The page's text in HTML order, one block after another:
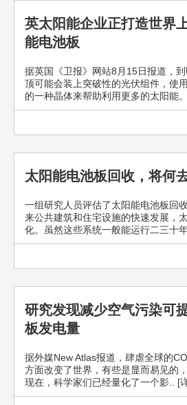
英太阳能企业正打造世界
能电池板
据英国《卫报》网站8月15日报道，
顶可能会装上突破性的光伏组件，使
的一种晶体来帮助利用更多的太阳能
太阳能电池板回收，将何
一组研究人员评估了太阳能电池板回
来公共建筑和住宅设施的快速发展，
化。虽然这些系统一般能运行二三十
研究发现减少空气污染可
板发电量
据外媒New Atlas报道，肆虐全球的
方面改变了世界，有些是显而易见的
现在，科学家们已经量化了一个影.. [